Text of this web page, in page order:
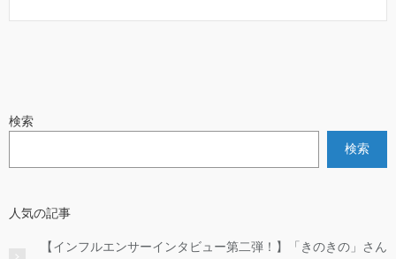
検索
検索
人気の記事
【インフルエンサーインタビュー第二弾！】「きのきの」さん